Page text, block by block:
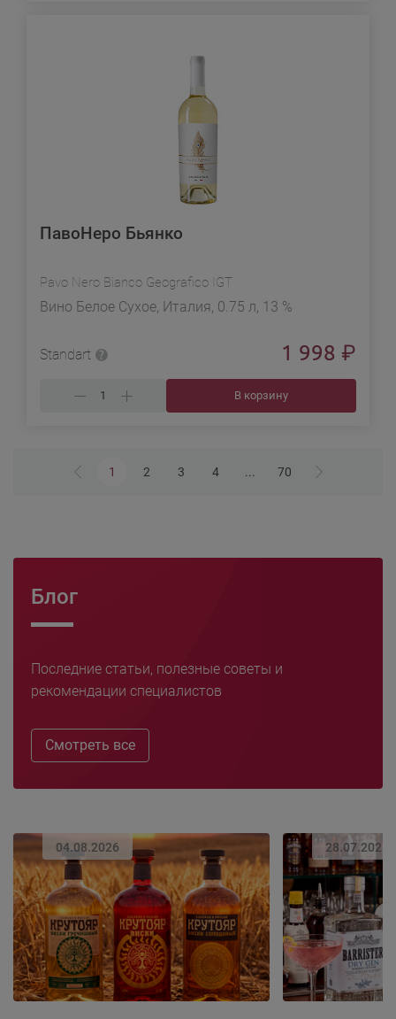
ПавоНеро Бьянко
Pavo Nero Bianco Geografico IGT
Вино Белое Сухое, Италия, 0.75 л, 13 %
Standart 1 998 ₽
В корзину
1 2 3 4 ... 70
Блог
Последние статьи, полезные советы и
рекомендации специалистов
Смотреть все
04.08.2026 28.07.2026